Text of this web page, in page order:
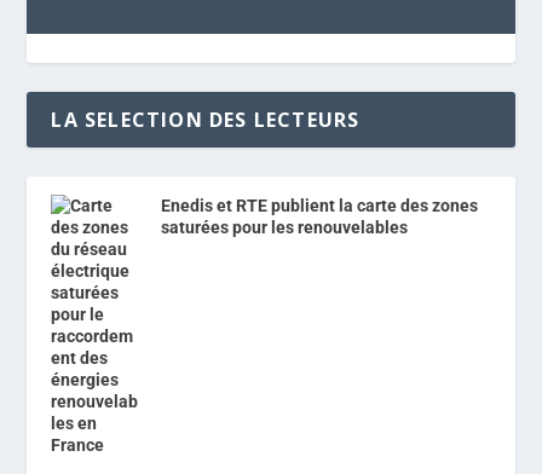
LA SELECTION DES LECTEURS
Enedis et RTE publient la carte des zones
saturées pour les renouvelables